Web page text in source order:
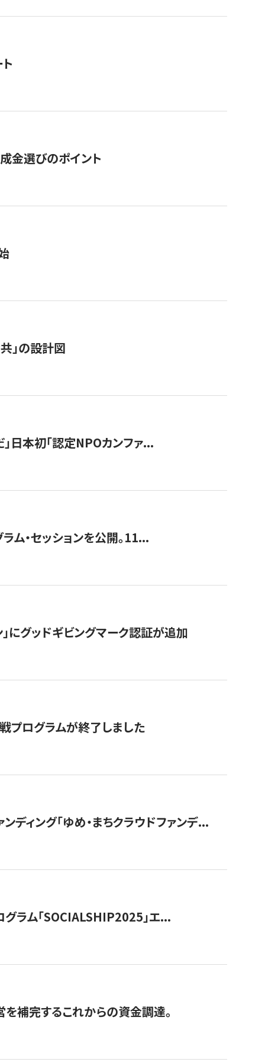
金選びのポイント
」の設計図
日本初「認定NPOカンファ...
ム・セッションを公開。11...
にグッドギビングマーク認証が追加
プログラムが終了しました
ディング「ゆめ・まちクラウドファンデ...
ラム「SOCIALSHIP2025」エ...
補完するこれからの資金調達。